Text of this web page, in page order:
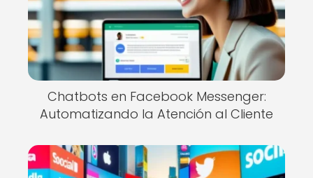
Chatbots en Facebook Messenger:
Automatizando la Atención al Cliente